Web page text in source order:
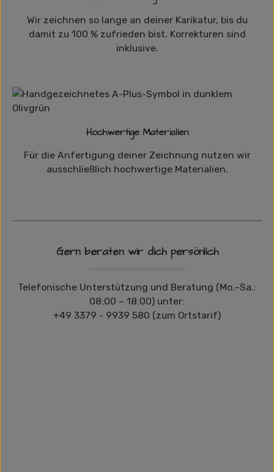
Wir zeichnen so lange an deiner Karikatur, bis du
damit zu 100 % zufrieden bist. Korrekturen sind
inklusive.
Hochwertige Materialien
Für die Anfertigung deiner Zeichnung nutzen wir
ausschließlich hochwertige Materialien.
Gern beraten wir dich persönlich
Telefonische Unterstützung und Beratung (Mo.–Sa.:
08:00 – 18:00) unter:
+49 3379 - 9939 580 (zum Ortstarif)